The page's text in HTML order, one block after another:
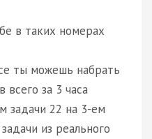
в таких номерах
ты можешь набрать
всего за 3 часа
задачи 22 на 3-ем
из реального